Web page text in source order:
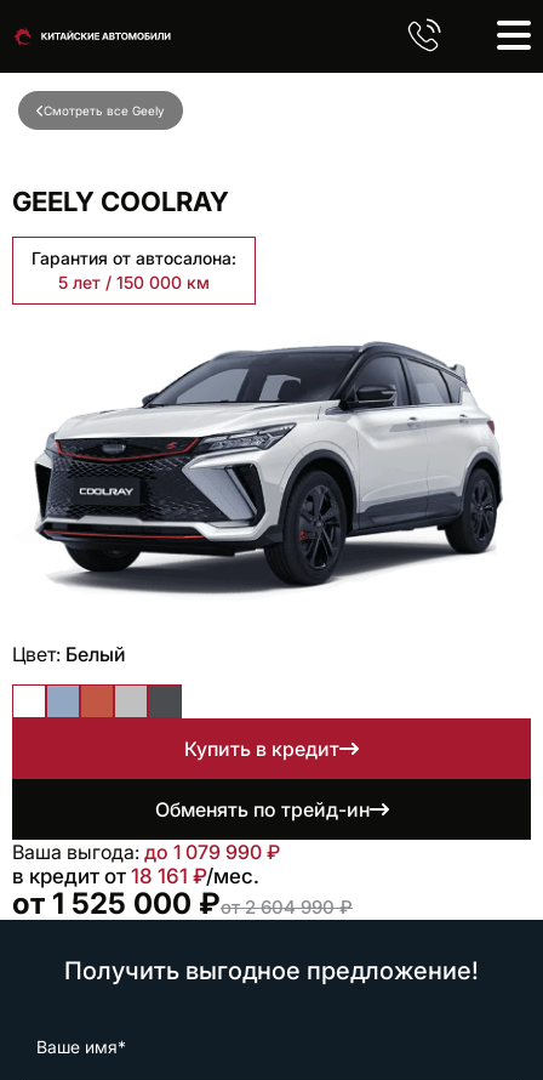
Смотреть все Geely
Получить выгодное предложение!
GEELY COOLRAY
Гарантия от автосалона:
5 лет / 150 000 км
Цвет: Белый
от 1 525 000 ₽от 2 604 990 ₽
в кредит от 18 161 ₽/мес.
Ваша выгода: до 1 079 990 ₽
Купить в кредит
Обменять по трейд-ин